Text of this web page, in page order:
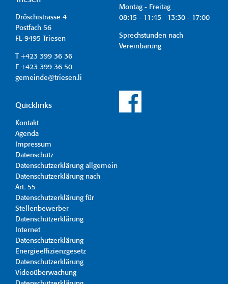
Dröschistrasse 4
Postfach 56
FL-9495 Triesen
T +423 399 36 36
F +423 399 36 50
gemeinde@triesen.li
Montag - Freitag
08:15 - 11:45 13:30 - 17:00
Sprechstunden nach
Vereinbarung
Quicklinks
Kontakt
Agenda
Impressum
Datenschutz
Datenschutzerklärung allgemein
Datenschutzerklärung nach
Art. 55
Datenschutzerklärung für
Stellenbewerber
Datenschutzerklärung
Internet
Datenschutzerklärung
Energieeffizienzgesetz
Datenschutzerklärung
Videoüberwachung